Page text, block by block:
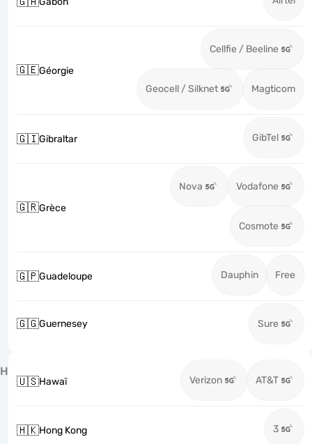
🇬🇪Géorgie
Cellfie / Beeline
Geocell / Silknet Magticom
🇬🇮Gibraltar GibTel
🇬🇷Grèce
Nova Vodafone
Cosmote
🇬🇵Guadeloupe Dauphin Free
🇬🇬Guernesey Sure
H
🇺🇸Hawaï Verizon AT&T
🇭🇰Hong Kong 3